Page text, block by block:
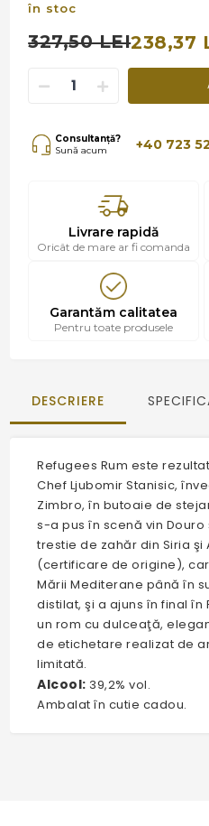
în stoc
327,50 LEI238,37
Consultanță?
Sună acum
+40 723
Livrare rapidă
Oricât de mare ar fi comanda
Garantăm calitatea
Pentru toate produsele
DESCRIERE
Refugees Rum este
Chef Ljubomir Stanisic,
Zimbro, în butoaie de
s-a pus în scenă vin Douro
trestie de zahăr din Siria şi
(certificare de origine),
Mării Mediterane până în
distilat, şi a ajuns în final
un rom cu dulceaţă,
de etichetare realizat de
limitată.
Alcool: 39,2%
Ambalat în cutie cadou.